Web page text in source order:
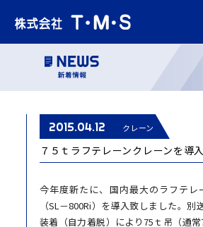
2015.04.12 クレーン
７５ｔラフテレーンクレーンを導
今年度新たに、国内最大のラフテレ
（SL－800Ri）を導入致しました。別
装着（自力着脱）により75ｔ吊（通